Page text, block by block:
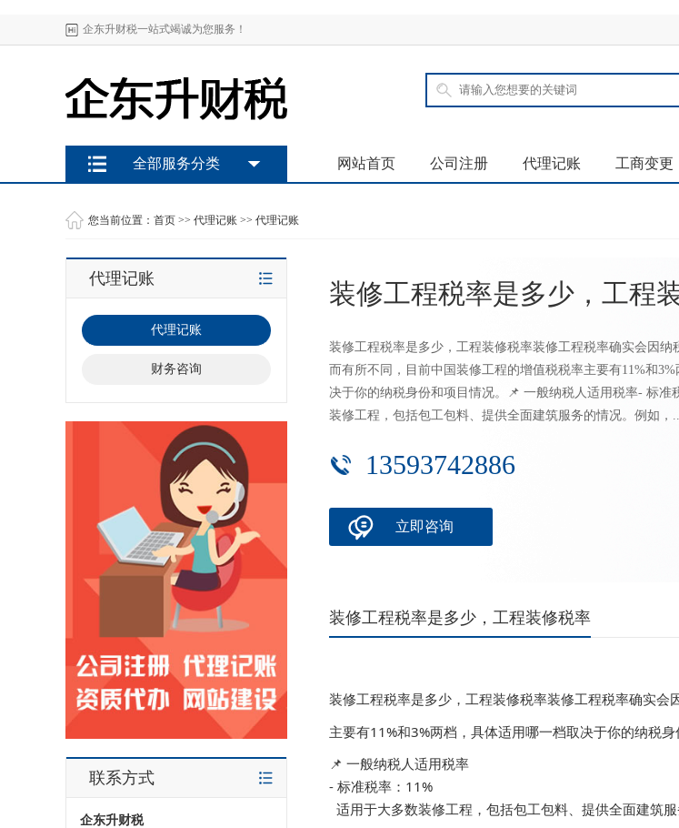
企东升财税一站式竭诚为您服务！
网站首页 公司注册 代理记账 工商变更
全部服务分类
您当前位置： 首页 >> 代理记账 >> 代理记账
代理记账
代理记账
财务咨询
联系方式
企东升财税
装修工程税率是多少，工程
装修工程税率是多少，工程装修税率装修工程税率确实会因纳
而有所不同，目前中国装修工程的增值税税率主要有11%和
决于你的纳税身份和项目情况。📌 一般纳税人适用税率- 标准
装修工程，包括包工包料、提供全面建筑服务的情况。例如，..
13593742886
立即咨询
装修工程税率是多少，工程装修税率
装修工程税率是多少，工程装修税率装修工程税率确实会
主要有11%和3%两档，具体适用哪一档取决于你的纳税身
📌 一般纳税人适用税率
- 标准税率：11%
适用于大多数装修工程，包括包工包料、提供全面建筑